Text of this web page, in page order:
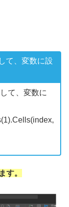
て、変数に設
て、変数に
す。